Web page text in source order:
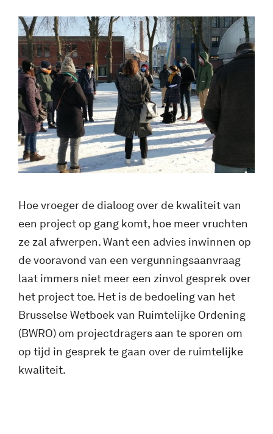
Hoe vroeger de dialoog over de kwaliteit van
een project op gang komt, hoe meer vruchten
ze zal afwerpen. Want een advies inwinnen op
de vooravond van een vergunningsaanvraag
laat immers niet meer een zinvol gesprek over
het project toe. Het is de bedoeling van het
Brusselse Wetboek van Ruimtelijke Ordening
(BWRO) om projectdragers aan te sporen om
op tijd in gesprek te gaan over de ruimtelijke
kwaliteit.